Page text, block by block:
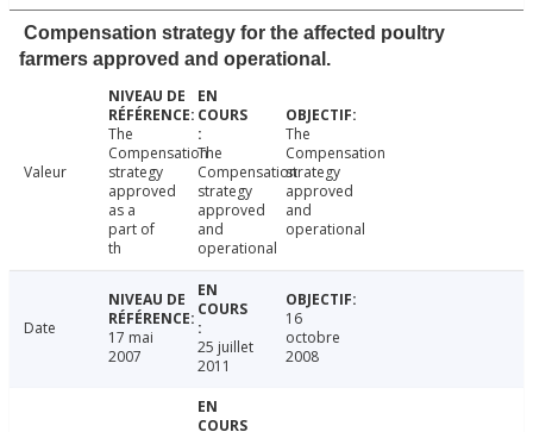
Compensation strategy for the affected poultry
farmers approved and operational.
Valeur
The
Compensation
strategy
approved
as a
part of
th
The
Compensation
strategy
approved
and
operational
The
Compensation
strategy
approved
and
operational
Date
17 mai
2007
25 juillet
2011
16
octobre
2008